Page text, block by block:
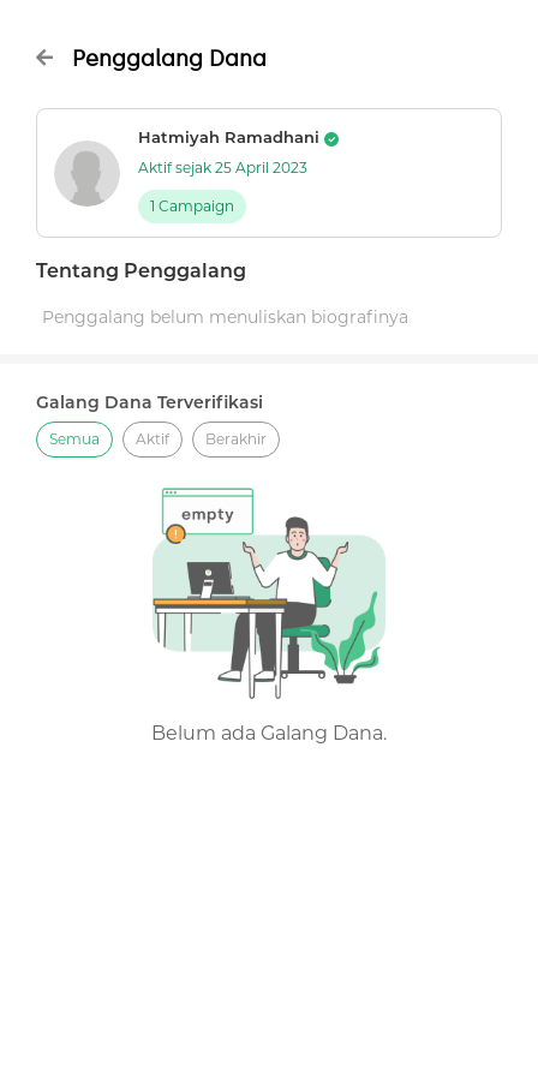
Penggalang Dana
Hatmiyah Ramadhani
Aktif sejak 25 April 2023
1 Campaign
Tentang Penggalang
Penggalang belum menuliskan biografinya
Galang Dana Terverifikasi
Semua Aktif Berakhir
Belum ada Galang Dana.